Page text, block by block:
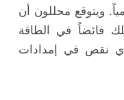
يومياً. ويتوقع محللون أن
فائضاً في الطاقة
أي نقص في إمدادات